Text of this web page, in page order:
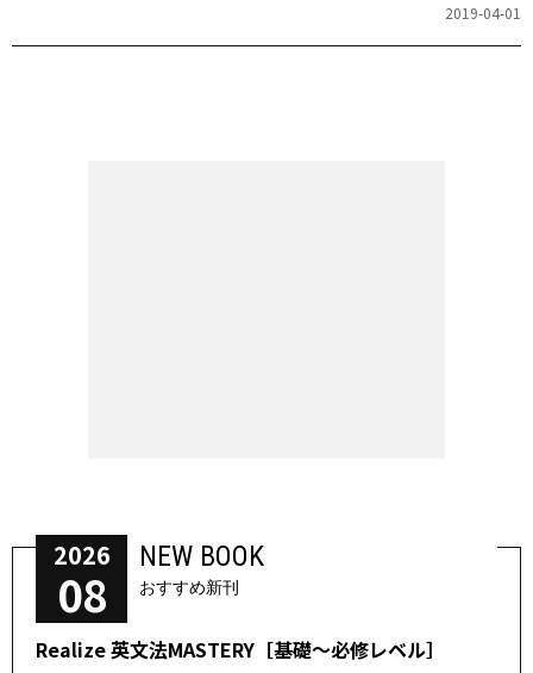
2019-04-01
2026
08
NEW BOOK
おすすめ新刊
Realize 英文法MASTERY［基礎～必修レベル］